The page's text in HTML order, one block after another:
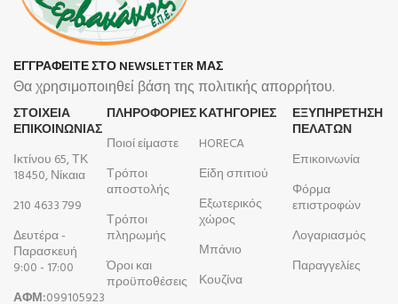
ΕΓΓΡΑΦΕΙΤΕ ΣΤΟ NEWSLETTER ΜΑΣ
Θα χρησιμοποιηθεί βάση της πολιτικής απορρήτου.
ΣΤΟΙΧΕΙΑ
ΕΠΙΚΟΙΝΩΝΙΑΣ
Ικτίνου 65, ΤΚ
18450, Νίκαια
210 4633 799
Δευτέρα -
Παρασκευή
9:00 - 17:00
ΑΦΜ:099105923
ΠΛΗΡΟΦΟΡΊΕΣ
Ποιοί είμαστε
Τρόποι
αποστολής
Τρόποι
πληρωμής
Όροι και
προϋποθέσεις
ΚΑΤΗΓΟΡΙΕΣ
HORECA
Είδη σπιτιού
Εξωτερικός
χώρος
Μπάνιο
Κουζίνα
ΕΞΥΠΗΡΕΤΗΣΗ
ΠΕΛΑΤΩΝ
Επικοινωνία
Φόρμα
επιστροφών
Λογαριασμός
Παραγγελίες